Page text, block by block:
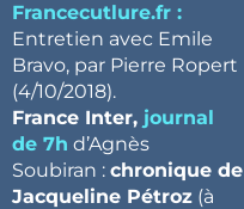
Francecutlure.fr :
Entretien avec Emile
Bravo, par Pierre Ropert
(4/10/2018).
France Inter, journal
de 7h d’Agnès
Soubiran : chronique de
Jacqueline Pétroz (à